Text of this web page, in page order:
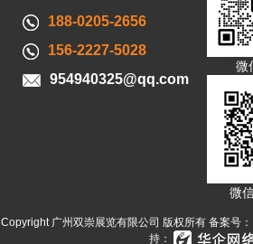
188-0205-2656
156-2227-5028
954940325@qq.com
微
微
Copyright 广州双崇展览有限公司 版权所有 备案号：
持：